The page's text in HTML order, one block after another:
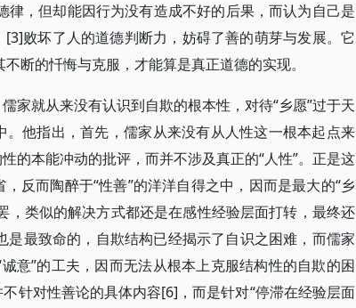
，但却能因行为没有造成不好的后果，而认为自己是
败坏了人的道德判断力，妨碍了善的萌芽与发展。它
断的忏悔与克服，才能算是真正道德的实现。
家就从来没有认识到自欺的根本性，对待“乡愿”过于天
他指出，首先，儒家从来没有从人性这一根本起点来
的本能冲动的批评，而并不涉及真正的“人性”。正是这
反而陶醉于“性善”的洋洋自得之中，因而是最大的“乡
，类似的解决方式都还是在感性经验层面打转，最终还
是最致命的，自欺结构已经揭示了自识之困难，而儒家
意”的工夫，因而无法从根本上克服结构性的自欺的困
针对性善论的具体内容[6]，而是针对“停滞在经验层面